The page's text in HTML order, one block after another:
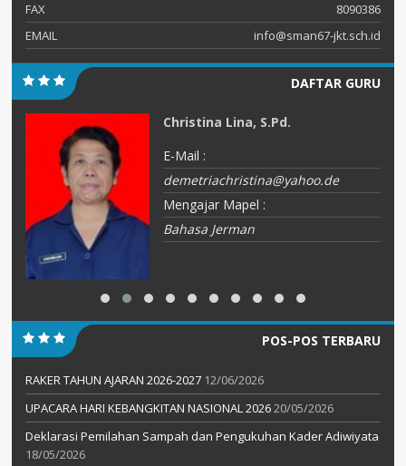
FAX
8090386
EMAIL
info@sman67-jkt.sch.id
DAFTAR GURU
Christina Lina, S.Pd.
E-Mail :
demetriachristina@yahoo.de
Mengajar Mapel :
Bahasa Jerman
POS-POS TERBARU
RAKER TAHUN AJARAN 2026-2027 12/06/2026
UPACARA HARI KEBANGKITAN NASIONAL 202620/05/2026
Deklarasi Pemilahan Sampah dan Pengukuhan Kader Adiwiyata
18/05/2026